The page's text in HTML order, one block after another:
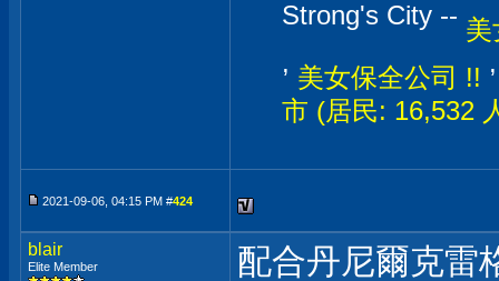
Strong's City -- 美
, 美女保全公司 !!
市 (居民: 16,532
2021-09-06, 04:15 PM #424
blair
Elite Member
配合丹尼爾克雷